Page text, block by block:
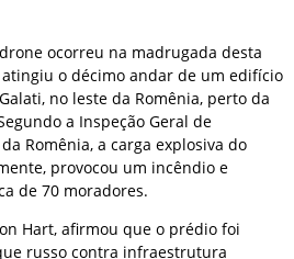
ocorreu na madrugada desta
o décimo andar de um edifício
no leste da Romênia, perto da
a Inspeção Geral de
Romênia, a carga explosiva do
provocou um incêndio e
de 70 moradores.
Hart, afirmou que o prédio foi
russo contra infraestrutura